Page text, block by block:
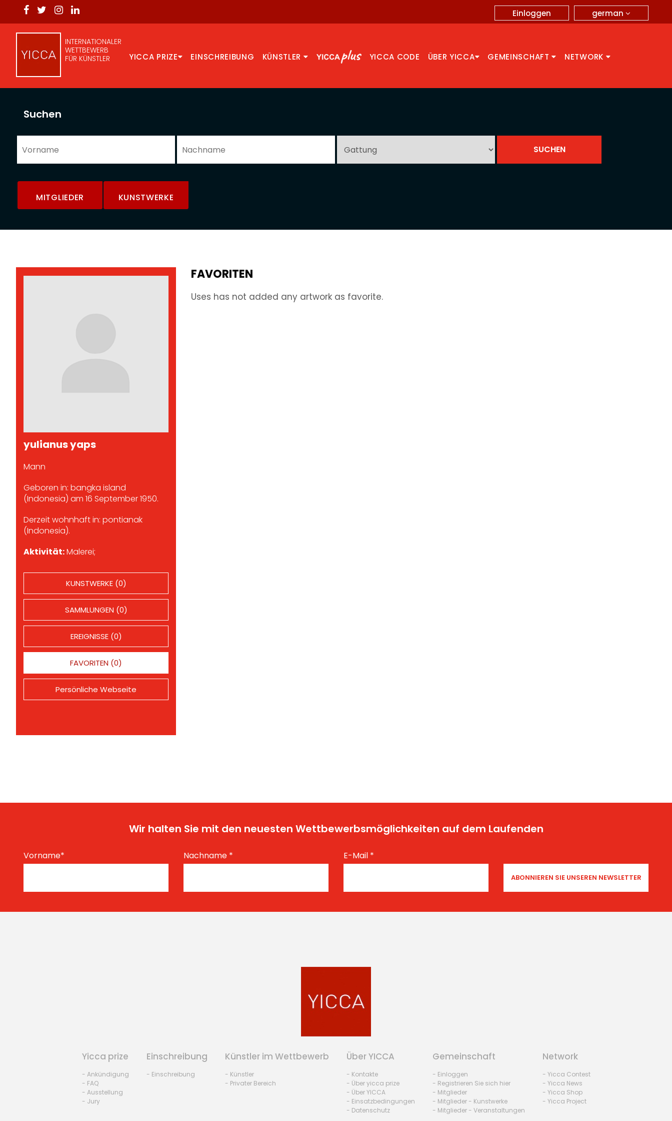
german
Einloggen
INTERNATIONALER
WETTBEWERB
FÜR KÜNSTLER
YICCA PRIZE EINSCHREIBUNG KÜNSTLER YICCA CODE ÜBER YICCA GEMEINSCHAFT NETWORK
Suchen
MITGLIEDER KUNSTWERKE
yulianus yaps
Mann
Geboren in: bangka island
(Indonesia) am 16 September 1950.
Derzeit wohnhaft in: pontianak
(Indonesia).
Aktivität:Malerei;
KUNSTWERKE (0)
SAMMLUNGEN (0)
EREIGNISSE (0)
FAVORITEN (0)
Persönliche Webseite
FAVORITEN
Uses has not added any artwork as favorite.
Wir halten Sie mit den neuesten Wettbewerbsmöglichkeiten auf dem Laufenden
Vorname* Nachname * E-Mail *
Yicca prize
- Ankündigung
- FAQ
- Ausstellung
- Jury
Einschreibung
- Einschreibung
Künstler im Wettbewerb
- Künstler
- Privater Bereich
Über YICCA
- Kontakte
- Über yicca prize
- Über YICCA
- Einsatzbedingungen
- Datenschutz
Gemeinschaft
- Einloggen
- Registrieren Sie sich hier
- Mitglieder
- Mitglieder - Kunstwerke
- Mitglieder - Veranstaltungen
Network
- Yicca Contest
- Yicca News
- Yicca Shop
- Yicca Project